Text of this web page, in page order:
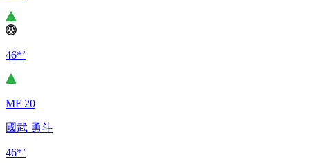
46*’
MF 20
國武 勇斗
46*’